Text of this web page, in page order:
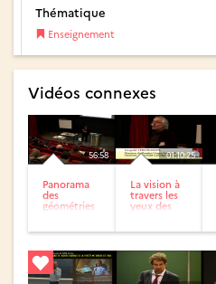
Thématique
Enseignement
Vidéos connexes
56:58
Panorama
des
géométries
01:10:25
La vision à
travers les
yeux des